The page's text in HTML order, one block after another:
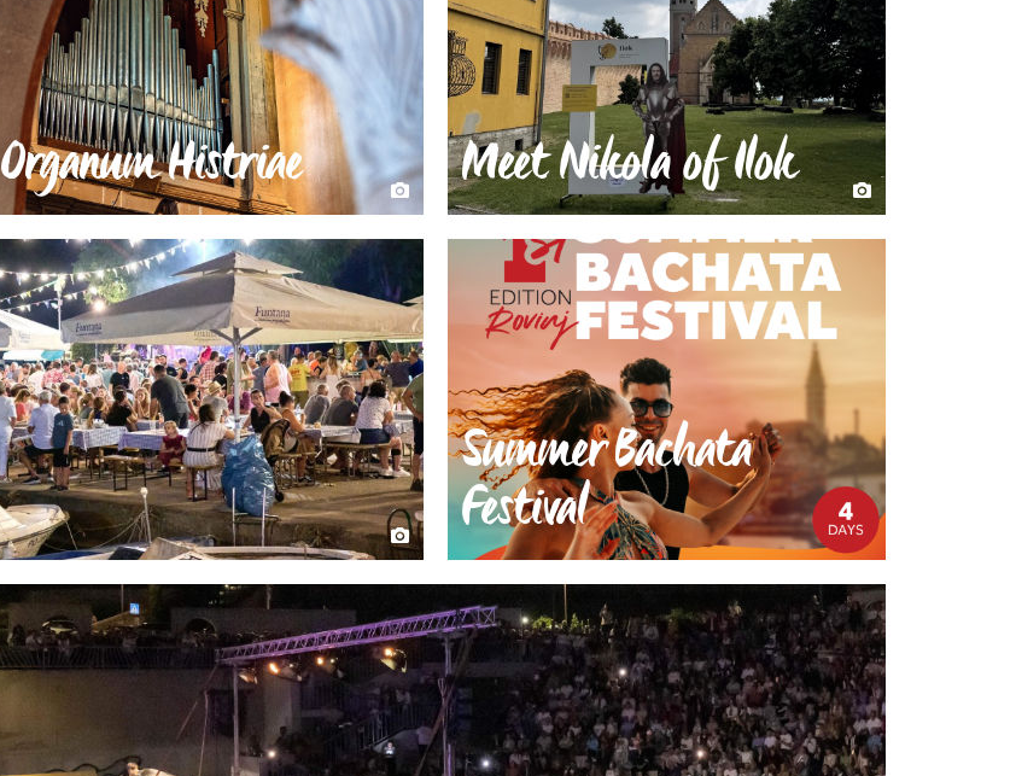
Organum Histriae Meet Nikola of Ilok
Summer Bachata
Festival